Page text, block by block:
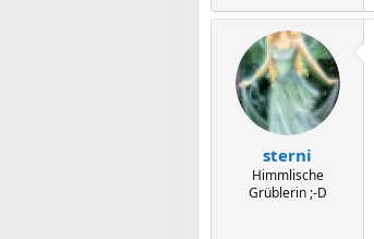
sterni
Himmlische
Grüblerin ;-D